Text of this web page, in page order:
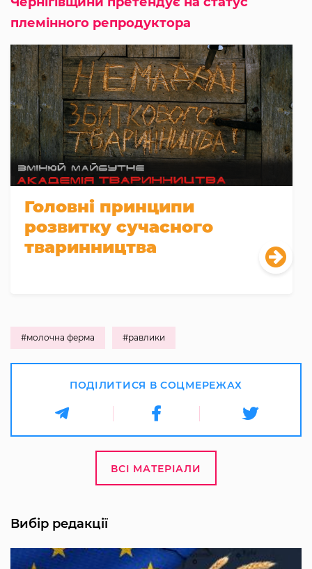
племінного репродуктора
Головні принципи
розвитку сучасного
тваринництва
#молочна ферма #равлики
ПОДІЛИТИСЯ В СОЦМЕРЕЖАХ
ВСІ МАТЕРІАЛИ
Вибір редакції